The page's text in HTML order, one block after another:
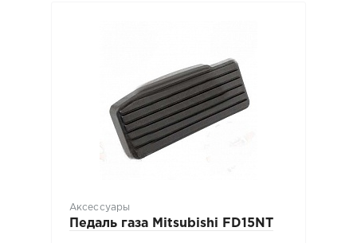
Аксессуары
Педаль газа Mitsubishi FD15NT